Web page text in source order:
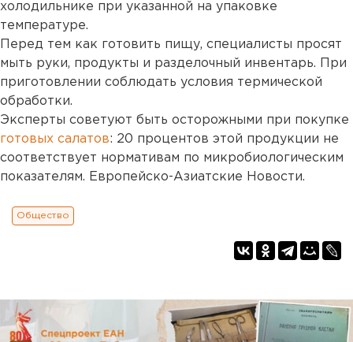
холодильнике при указанной на упаковке
температуре.
Перед тем как готовить пищу, специалисты просят
мыть руки, продукты и разделочный инвентарь. При
приготовлении соблюдать условия термической
обработки.
Эксперты советуют быть осторожными при покупке
готовых салатов: 20 процентов этой продукции не
соответствует нормативам по микробиологическим
показателям. Европейско-Азиатские Новости.
Общество